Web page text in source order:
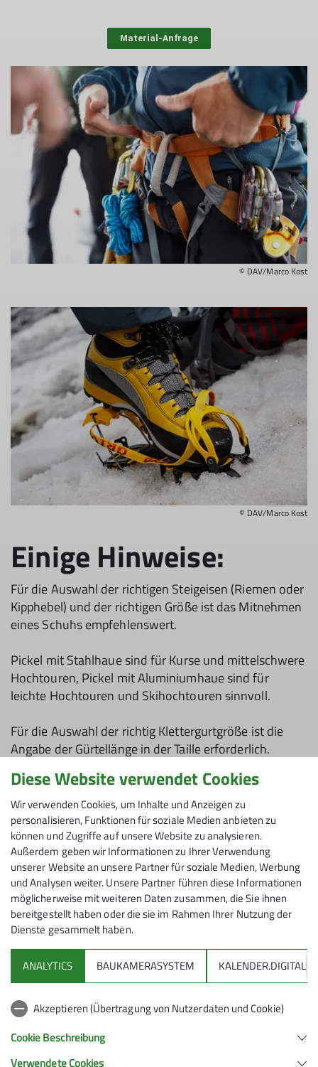
LVS Set (LVS-Gerät,
Sonde und
Kategorie „A“ kann von jedem Sektionsmitglied
ausgeliehen werden, weitere Kategorien auf
Anfrage
Material-Anfrage
© DAV/Marco Kost
© DAV/Marco Kost
Einige Hinweise:
Für die Auswahl der richtigen Steigeisen (Riemen oder
Kipphebel) und der richtigen Größe ist das Mitnehmen
eines Schuhs empfehlenswert.
Pickel mit Stahlhaue sind für Kurse und mittelschwere
Hochtouren, Pickel mit Aluminiumhaue sind für
leichte Hochtouren und Skihochtouren sinnvoll.
Für die Auswahl der richtig Klettergurtgröße ist die
Angabe der Gürtellänge in der Taille erforderlich.
Erwachsenengurte Small (70 bis 85 cm), Medium (80
bis 95 cm) und Large (90 bis 105 cm).
Der Verleih von Tourenski ist nicht möglich.
Zuletzt aktualisiert am 22. Januar 2022
DAV Infos zu Bergsport allgemein
Diese Website verwendet Cookies
Wir verwenden Cookies, um Inhalte und Anzeigen zu
personalisieren, Funktionen für soziale Medien anbieten zu
können und Zugriffe auf unsere Website zu analysieren.
Außerdem geben wir Informationen zu Ihrer Verwendung
unserer Website an unsere Partner für soziale Medien, Werbung
und Analysen weiter. Unsere Partner führen diese Informationen
möglicherweise mit weiteren Daten zusammen, die Sie ihnen
bereitgestellt haben oder die sie im Rahmen Ihrer Nutzung der
Dienste gesammelt haben.
ANALYTICS BAUKAMERASYSTEM KALENDER.DIGITAL
Akzeptieren (Übertragung von Nutzerdaten und Cookie)
Cookie Beschreibung
Verwendete Cookies